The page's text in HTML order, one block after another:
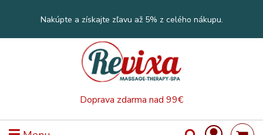
Doprava zdarma nad 99€
Nakúpte a získajte zľavu až 5% z celého nákupu.